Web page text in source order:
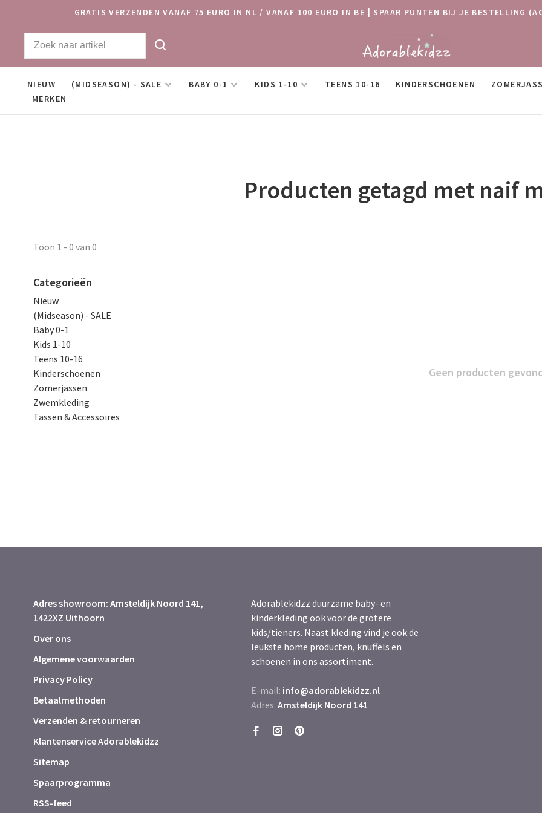
GRATIS VERZENDEN VANAF 75 EURO IN NL / VANAF 100 EURO IN BE | SPAAR PUNTEN BIJ JE BESTELLING
NIEUW (MIDSEASON) - SALE BABY 0-1 KIDS 1-10 TEENS 10-16 KINDERSCHOENEN
MERKEN
Producten getagd met naif
Toon 1 - 0 van 0
Categorieën
Nieuw
(Midseason) - SALE
Baby 0-1
Kids 1-10
Teens 10-16
Kinderschoenen
Zomerjassen
Zwemkleding
Tassen & Accessoires
Geen producten
Adres showroom: Amsteldijk Noord 141,
1422XZ Uithoorn
Over ons
Algemene voorwaarden
Privacy Policy
Betaalmethoden
Verzenden & retourneren
Klantenservice Adorablekidzz
Sitemap
Spaarprogramma
RSS-feed
Adorablekidzz duurzame baby- en
kinderkleding ook voor de grotere
kids/tieners. Naast kleding vind je ook de
leukste home producten, knuffels en
schoenen in ons assortiment.
E-mail: info@adorablekidzz.nl
Adres: Amsteldijk Noord 141